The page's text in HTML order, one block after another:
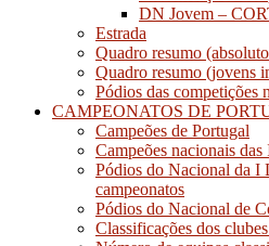
DN Jovem –
Estrada
Quadro resumo
Quadro resumo (jovens
Pódios das competições
CAMPEONATOS DE
Campeões de Portugal
Campeões nacionais
Pódios do Nacional da I
campeonatos
Pódios do Nacional de
Classificações dos